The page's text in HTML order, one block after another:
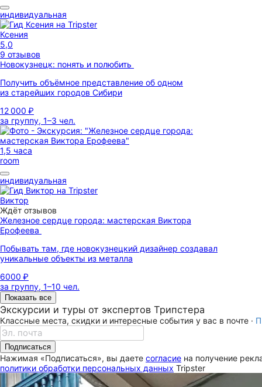
индивидуальная
Ксения
5,0
9 отзывов
Новокузнецк: понять и полюбить
Получить объёмное представление об одном
из старейших городов Сибири
12 000 ₽
за группу, 1–3 чел.
1,5 часа
room
индивидуальная
Виктор
Ждёт отзывов
Железное сердце города: мастерская Виктора
Ерофеева
Побывать там, где новокузнецкий дизайнер создавал
уникальные объекты из металла
6000 ₽
за группу, 1–10 чел.
Показать все
Экскурсии и туры от экспертов Трипстера
Классные места, скидки и интересные события у вас в почте ·
Подписаться
Нажимая «Подписаться», вы даете согласие на получение
политики обработки персональных данных Tripster